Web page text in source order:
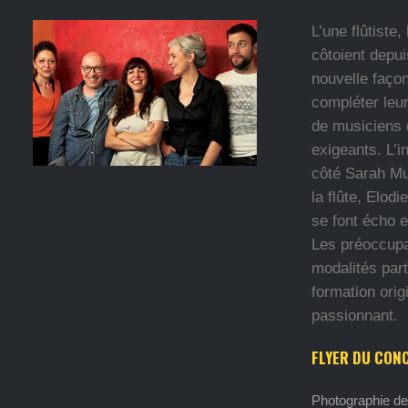
L’une
côtoient
nouvelle
compléter
de musiciens
exigeants.
côté Sarah
la flûte,
se font écho
Les
modalités
formation
passionnant.
FLYER DU
Photographie